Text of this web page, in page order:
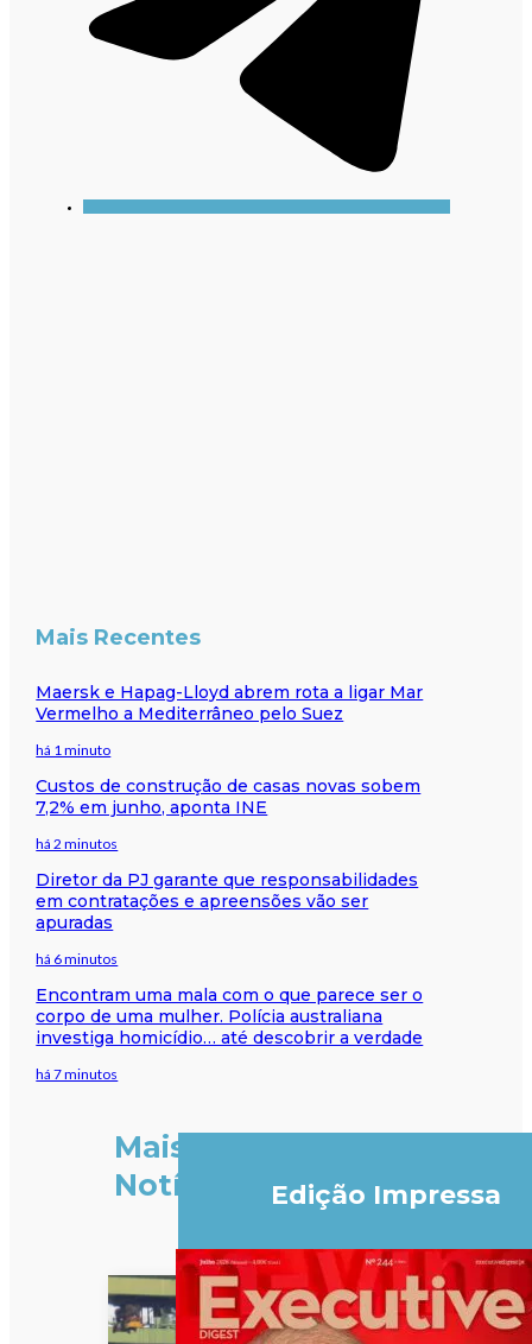
Mais Recentes
Maersk e Hapag-Lloyd abrem rota a ligar Mar
Vermelho a Mediterrâneo pelo Suez
há 1 minuto
Custos de construção de casas novas sobem
7,2% em junho, aponta INE
há 2 minutos
Diretor da PJ garante que responsabilidades
em contratações e apreensões vão ser
apuradas
há 6 minutos
Encontram uma mala com o que parece ser o
corpo de uma mulher. Polícia australiana
investiga homicídio… até descobrir a verdade
há 7 minutos
Mais
Notícias
Edição Impressa